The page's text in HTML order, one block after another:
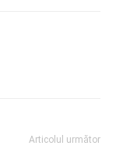
Articolul următor